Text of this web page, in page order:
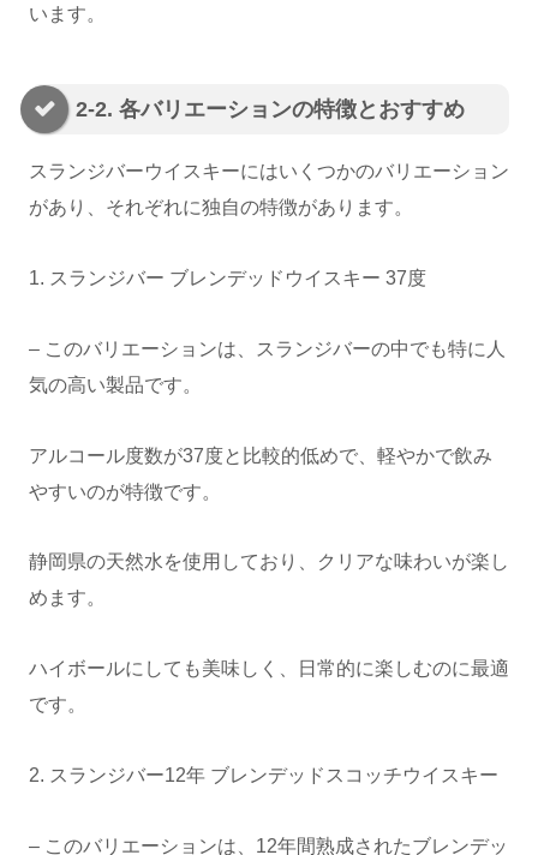
います。
2-2. 各バリエーションの特徴とおすすめ
スランジバーウイスキーにはいくつかのバリエーション
があり、それぞれに独自の特徴があります。
1. スランジバー ブレンデッドウイスキー 37度
– このバリエーションは、スランジバーの中でも特に人
気の高い製品です。
アルコール度数が37度と比較的低めで、軽やかで飲み
やすいのが特徴です。
静岡県の天然水を使用しており、クリアな味わいが楽し
めます。
ハイボールにしても美味しく、日常的に楽しむのに最適
です。
2. スランジバー12年 ブレンデッドスコッチウイスキー
– このバリエーションは、12年間熟成されたブレンデッ